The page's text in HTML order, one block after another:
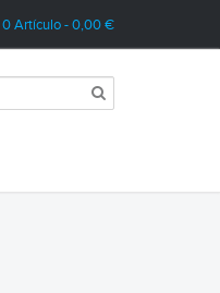
0Artículo- 0,00 €